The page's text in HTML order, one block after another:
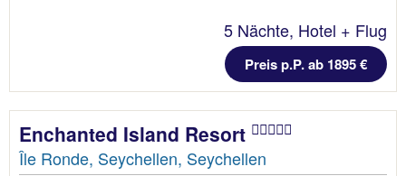
5 Nächte, Hotel + Flug
Preis p.P. ab 1895 €
Enchanted Island Resort
Île Ronde, Seychellen, Seychellen